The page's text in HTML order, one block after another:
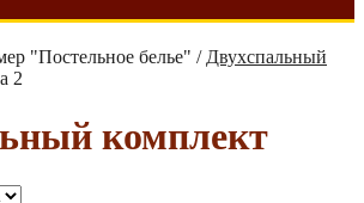
"Постельное белье" / Двухспальный
2
комплект